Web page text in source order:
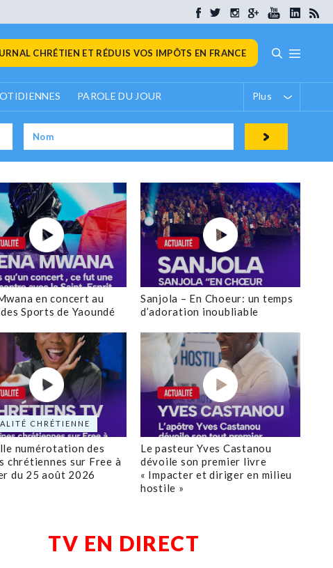
CHRÉTIEN ET RÉDUIS VOS IMPÔTS EN FRANCE
PAROLE DU JOUR Plus
en concert au
Sports de Yaoundé
Sanjola – En Choeur: un temps
d’adoration inoubliable
CHRÉTIENNE
numérotation des
chrétiennes sur Free à
du 25 août 2026
Le pasteur Yves Castanou
dévoile son premier livre
« Impacter et diriger en milieu
hostile »
TV EN DIRECT